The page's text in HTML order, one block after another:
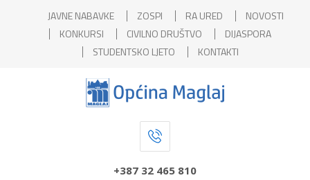
JAVNE NABAVKE ZOSPI RA URED
NOVOSTI
KONKURSI
CIVILNO DRUŠTVO
DIJASPORA
STUDENTSKO LJETO
KONTAKTI
+387 32 465 810